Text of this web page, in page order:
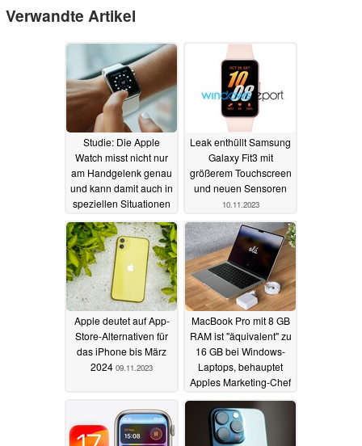
Verwandte Artikel
Studie: Die Apple
Watch misst nicht nur
am Handgelenk genau
und kann damit auch in
speziellen Situationen
werden11.11.2023
Leak enthüllt Samsung
Galaxy Fit3 mit
größerem Touchscreen
und neuen Sensoren
10.11.2023
Apple deutet auf App-
Store-Alternativen für
das iPhone bis März
2024 09.11.2023
MacBook Pro mit 8 GB
RAM ist "äquivalent" zu
16 GB bei Windows-
Laptops, behauptet
Apples Marketing-Chef
08.11.2023